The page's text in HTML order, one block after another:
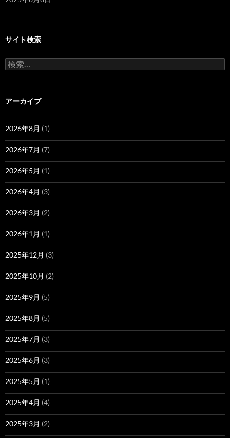
サイト検索
検
索:
アーカイブ
2026年8月 (1)
2026年7月 (7)
2026年5月 (1)
2026年4月 (3)
2026年3月 (2)
2026年1月 (1)
2025年12月 (3)
2025年10月 (2)
2025年9月 (5)
2025年8月 (5)
2025年7月 (3)
2025年6月 (3)
2025年5月 (1)
2025年4月 (4)
2025年3月 (2)